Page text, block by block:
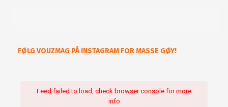
FØLG VOUZMAG PÅ INSTAGRAM FOR MASSE GØY!
Feed failed to load, check browser console for more
info